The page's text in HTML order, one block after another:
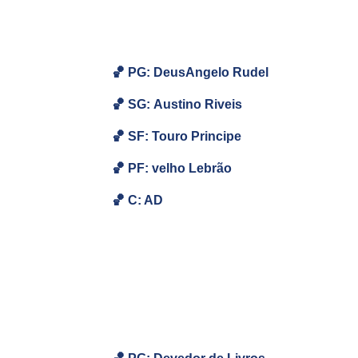
🏀 PG: DeusAngelo Rudel
🏀 SG: Austino Riveis
🏀 SF: Touro Principe
🏀 PF: velho Lebrão
🏀 C: AD